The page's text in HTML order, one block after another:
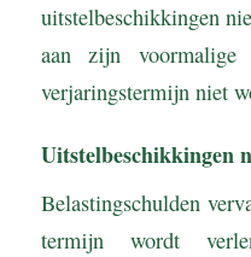
uitstelbeschikkingen
aan zijn voormalige
verjaringstermijn niet
Uitstelbeschikkingen
Belastingschulden
termijn wordt